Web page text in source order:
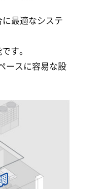
最適なシステ
す。
ースに容易な設